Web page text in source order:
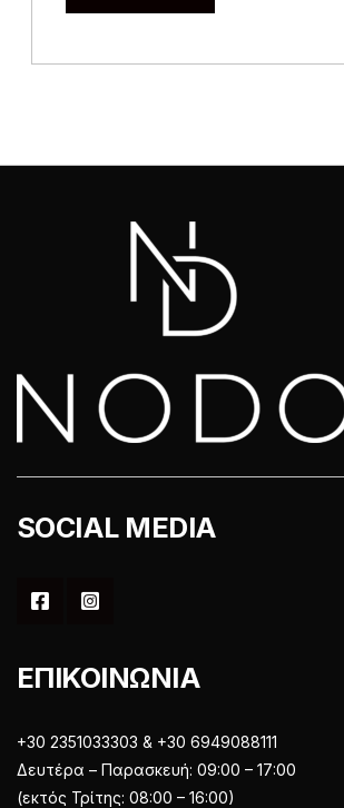
SOCIAL MEDIA
ΕΠΙΚΟΙΝΩΝΙΑ
+30 2351033303 & +30 6949088111
Δευτέρα – Παρασκευή: 09:00 – 17:00
(εκτός Τρίτης: 08:00 – 16:00)